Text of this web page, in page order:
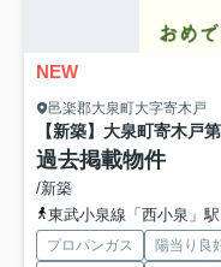
NEW
邑楽郡大泉町大字寄木戸
過去掲載物件
/新築
東武小泉線「西小泉」
プロパンガス 陽当り良